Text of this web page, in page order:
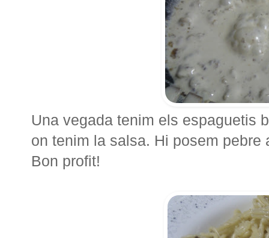
Una vegada tenim els espaguetis
on tenim la salsa. Hi posem
Bon profit!